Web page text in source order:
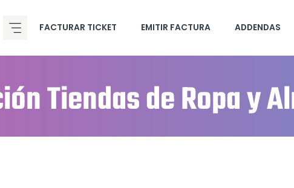
FACTURAR TICKET EMITIR FACTURA ADDENDAS
Tiendas de Ropa y